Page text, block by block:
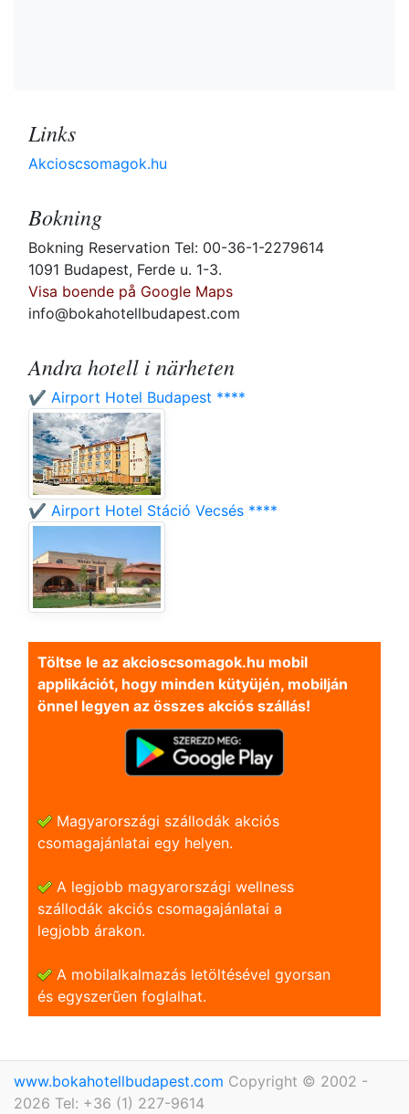
Links
Akcioscsomagok.hu
Bokning
Bokning Reservation Tel: 00-36-1-2279614
1091 Budapest, Ferde u. 1-3.
Visa boende på Google Maps
info@bokahotellbudapest.com
Andra hotell i närheten
✔️ Airport Hotel Budapest ****
✔️ Airport Hotel Stáció Vecsés ****
Töltse le az akcioscsomagok.hu mobil
applikációt, hogy minden kütyüjén, mobilján
önnel legyen az összes akciós szállás!
Magyarországi szállodák akciós
csomagajánlatai egy helyen.
A legjobb magyarországi wellness
szállodák akciós csomagajánlatai a
legjobb árakon.
A mobilalkalmazás letöltésével gyorsan
és egyszerũen foglalhat.
www.bokahotellbudapest.com Copyright © 2002 -
2026 Tel: +36 (1) 227-9614